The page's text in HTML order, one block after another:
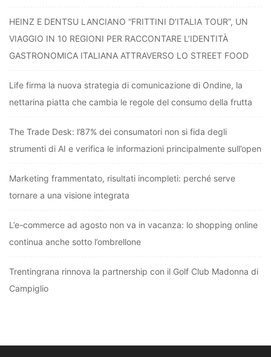
HEINZ E DENTSU LANCIANO “FRITTINI D’ITALIA TOUR”, UN
VIAGGIO IN 10 REGIONI PER RACCONTARE L’IDENTITÀ
GASTRONOMICA ITALIANA ATTRAVERSO LO STREET FOOD
Life firma la nuova strategia di comunicazione di Ondine, la
nettarina piatta che cambia le regole del consumo della frutta
The Trade Desk: l’87% dei consumatori non si fida degli
strumenti di AI e verifica le informazioni principalmente sull’open
Marketing frammentato, risultati incompleti: perché serve
tornare a una visione integrata
L’e-commerce ad agosto non va in vacanza: lo shopping online
continua anche sotto l’ombrellone
Trentingrana rinnova la partnership con il Golf Club Madonna di
Campiglio